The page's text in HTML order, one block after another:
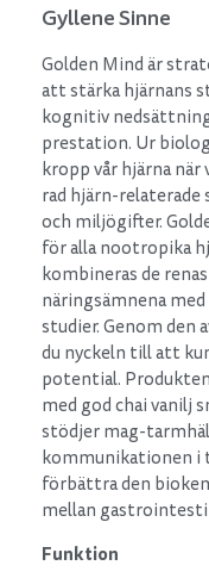
Gyllene Sinne
Golden Mind är
att stärka hjärnans
kognitiv
prestation. Ur
kropp vår hjärna när
rad hjärn-relaterade
och miljögifter.
för alla nootropika
kombineras de
näringsämnena
studier. Genom den
du nyckeln till att
potential.
med god chai vanilj
stödjer mag-
kommunikationen i
förbättra den
mellan
Funktion